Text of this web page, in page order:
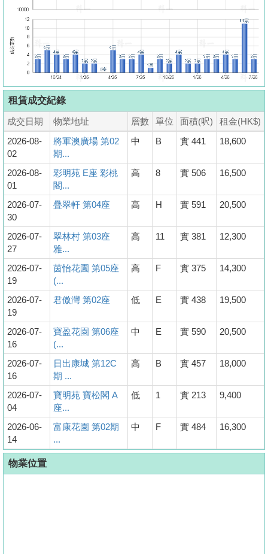
租賃成交紀錄
成交日期 物業地址 層數 單位 面積(呎)
租金(HK$)
2026-08-
02
將軍澳廣場 第02
期...
中 B 實 441 18,600
2026-08-
01
彩明苑 E座 彩桃
閣...
高 8 實 506 16,500
2026-07-
30
疊翠軒 第04座 高 H 實 591 20,500
2026-07-
27
翠林村 第03座
雅...
高 11 實 381 12,300
2026-07-
19
茵怡花園 第05座
(...
高 F 實 375 14,300
2026-07-
19
君傲灣 第02座 低 E 實 438 19,500
2026-07-
16
寶盈花園 第06座
(...
中 E 實 590 20,500
2026-07-
16
日出康城 第12C
期 ...
高 B 實 457 18,000
2026-07-
04
寶明苑 寶松閣 A
座...
低 1 實 213 9,400
2026-06-
14
富康花園 第02期
...
中 F 實 484 16,300
物業位置